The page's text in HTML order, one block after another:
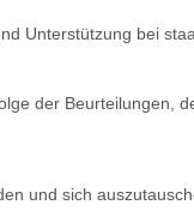
Unterstützung bei
der Beurteilungen,
und sich